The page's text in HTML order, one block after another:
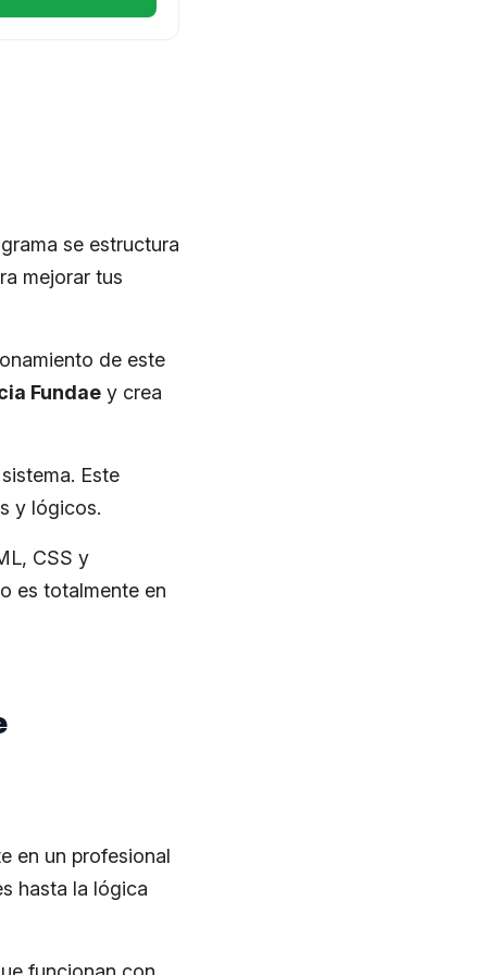
se estructura
mejorar tus
de este
Fundae y crea
Este
y lógicos.
CSS y
es totalmente en
en un profesional
hasta la lógica